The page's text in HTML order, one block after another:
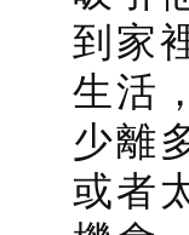
到家
生活
少離
或者